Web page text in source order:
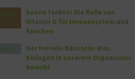
Sonne tanken: Die Rolle von
Vitamin D für Immunsystem und
Knochen
Der Protein-Baustein: Was
Kollagen in unserem Organismus
bewirkt